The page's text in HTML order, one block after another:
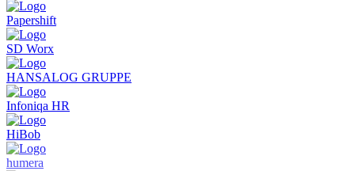
Papershift
SD Worx
HANSALOG GRUPPE
Infoniqa HR
HiBob
humera